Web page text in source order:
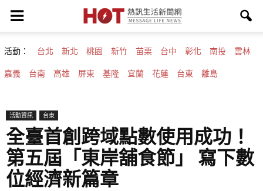
活動： 台北 新北 桃園 新竹 苗栗 台中 彰化 南投 雲林
嘉義 台南 高雄 屏東 基隆 宜蘭 花蓮 台東 離島
活動資訊 台東
全臺首創跨域點數使用成功！
第五屆「東岸舖食節」 寫下數
位經濟新篇章